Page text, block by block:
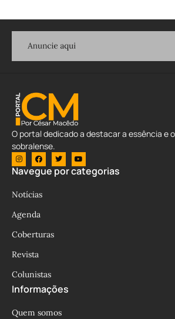
O portal dedicado a destacar a essência e
sobralense.
Navegue por categorias
Notícias
Agenda
Coberturas
Revista
Colunistas
Informações
Quem somos